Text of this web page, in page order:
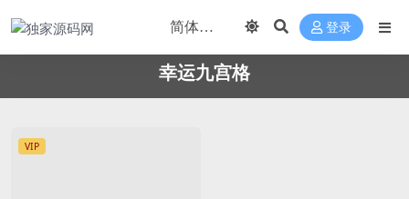
登录
幸运九宫格
VIP